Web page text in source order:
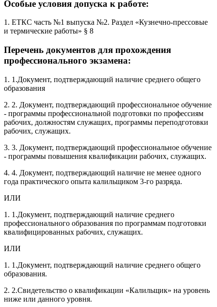
Особые условия допуска к работе:
1. ЕТКС часть №1 выпуска №2. Раздел «Кузнечно-прессовые
и термические работы» § 8
Перечень документов для прохождения
профессионального экзамена:
1. 1.Документ, подтверждающий наличие среднего общего
образования
2. 2. Документ, подтверждающий профессиональное обучение
- программы профессиональной подготовки по профессиям
рабочих, должностям служащих, программы переподготовки
рабочих, служащих.
3. 3. Документ, подтверждающий профессиональное обучение
- программы повышения квалификации рабочих, служащих.
4. 4. Документ, подтверждающий наличие не менее одного
года практического опыта калильщиком 3-го разряда.
ИЛИ
1. 1.Документ, подтверждающий наличие среднего
профессионального образования по программам подготовки
квалифицированных рабочих, служащих.
ИЛИ
1. 1.Документ, подтверждающий наличие среднего общего
образования.
2. 2.Свидетельство о квалификации «Калильщик» на уровень
ниже или данного уровня.